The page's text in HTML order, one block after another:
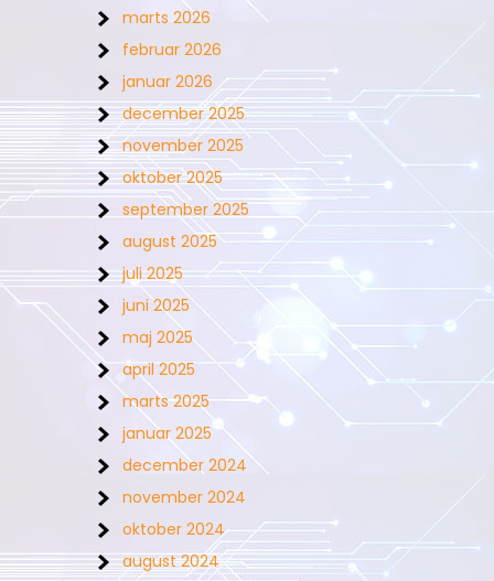
marts 2026
februar 2026
januar 2026
december 2025
november 2025
oktober 2025
september 2025
august 2025
juli 2025
juni 2025
maj 2025
april 2025
marts 2025
januar 2025
december 2024
november 2024
oktober 2024
august 2024